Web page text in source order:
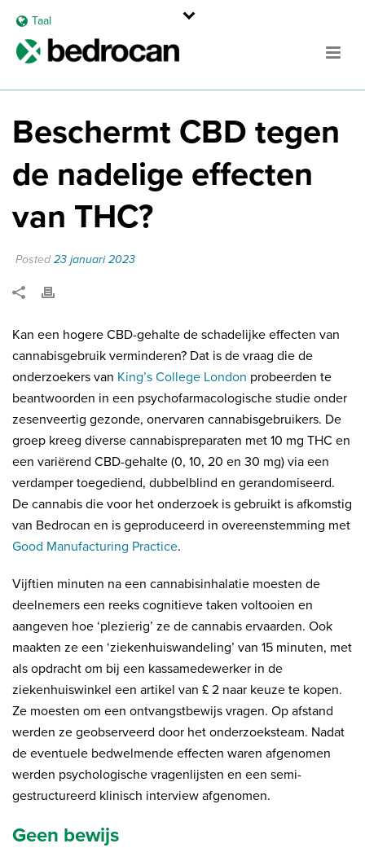
Taal
Beschermt CBD tegen
de nadelige effecten
van THC?
Posted 23 januari 2023
Kan een hogere CBD-gehalte de schadelijke effecten van
cannabisgebruik verminderen? Dat is de vraag die de
onderzoekers van King’s College London probeerden te
beantwoorden in een psychofarmacologische studie onder
zesenveertig gezonde, onervaren cannabisgebruikers. De
groep kreeg diverse cannabispreparaten met 10 mg THC en
een variërend CBD-gehalte (0, 10, 20 en 30 mg) via een
verdamper toegediend, dubbelblind en gerandomiseerd.
De cannabis die voor het onderzoek is gebruikt is afkomstig
van Bedrocan en is geproduceerd in overeenstemming met
Good Manufacturing Practice.
Vijftien minuten na een cannabisinhalatie moesten de
deelnemers een reeks cognitieve taken voltooien en
aangeven hoe ‘plezierig’ ze de cannabis ervaarden. Ook
maakten ze een ‘ziekenhuiswandeling’ van 15 minuten, met
als opdracht om bij een kassamedewerker in de
ziekenhuiswinkel een artikel van £ 2 naar keuze te kopen.
Ze moesten om een ontvangstbewijs vragen. Op afstand
werden ze geobserveerd door het onderzoeksteam. Nadat
de eventuele bedwelmende effecten waren afgenomen
werden psychologische vragenlijsten en een semi-
gestructureerd klinisch interview afgenomen.
Geen bewijs